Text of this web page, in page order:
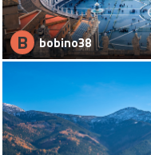
B bobino38